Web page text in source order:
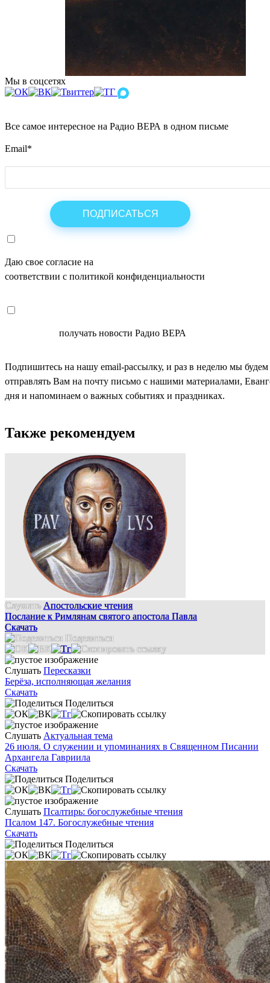
Мы в соцсетях
Все самое интересное на Радио ВЕРА в одном письме
Email*
Даю свое согласие на
соответствии с политикой конфиденциальности
получать новости Радио ВЕРА
Подпишитесь на нашу email-рассылку, и раз в неделю мы будем
отправлять Вам на почту письмо с нашими материалами,
дня и напоминаем о важных событиях и праздниках.
Также рекомендуем
Слушать Апостольские чтения
Послание к Римлянам святого апостола Павла
Скачать
Поделиться
Слушать Пересказки
Берёза, исполняющая желания
Скачать
Поделиться
Слушать Актуальная тема
26 июля. О служении и упоминаниях в Священном Писании
Архангела Гавриила
Скачать
Поделиться
Слушать Псалтирь: богослужебные чтения
Псалом 147. Богослужебные чтения
Скачать
Поделиться